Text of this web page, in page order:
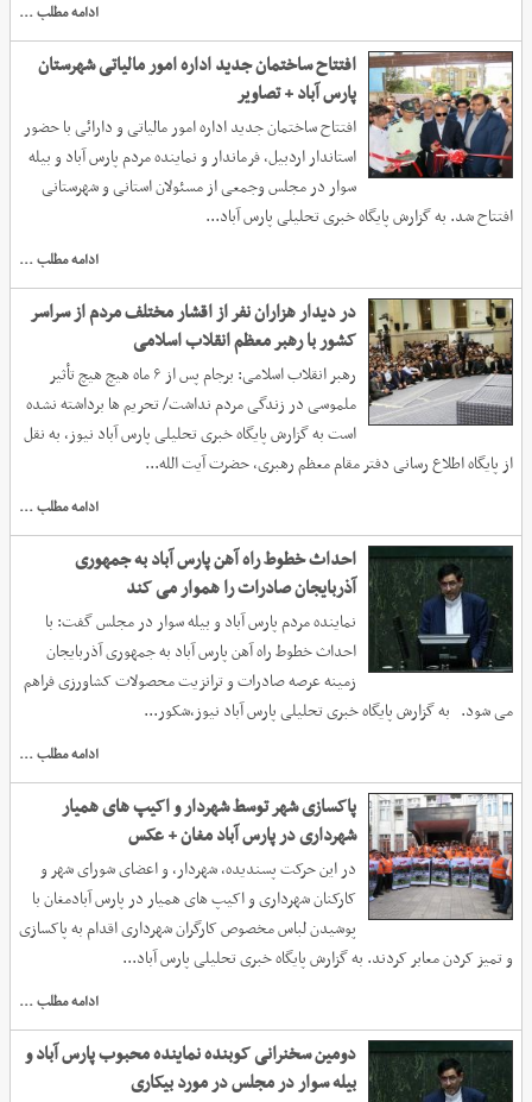
ادامه مطلب ...
افتتاح ساختمان جدید اداره امور مالیاتی شهرستان
پارس آباد + تصاویر
افتتاح ساختمان جدید اداره امور مالیاتی و دارائی با حضور
استاندار اردبیل، فرماندار و نماینده مردم پارس آباد و بیله
سوار در مجلس وجمعی از مسئولان استانی و شهرستانی
افتتاح شد. به گزارش پایگاه خبری تحلیلی پارس آباد...
ادامه مطلب ...
در دیدار هزاران نفر از اقشار مختلف مردم از سراسر
کشور با رهبر معظم انقلاب اسلامی
رهبر انقلاب اسلامی: برجام پس از ۶ ماه هیچ هیچ تأثیر
ملموسی در زندگی مردم نداشت/ تحریم ها برداشته نشده
است به گزارش پایگاه خبری تحلیلی پارس آباد نیوز، به نقل
از پایگاه اطلاع رسانی دفتر مقام معظم رهبری، حضرت آیت الله...
ادامه مطلب ...
احداث خطوط راه آهن پارس آباد به جمهوری
آذربایجان صادرات را هموار می کند
نماینده مردم پارس آباد و بیله سوار در مجلس گفت: با
احداث خطوط راه آهن پارس آباد به جمهوری آذربایجان
زمینه عرصه صادرات و ترانزیت محصولات کشاورزی فراهم
می شود. به گزارش پایگاه خبری تحلیلی پارس آباد نیوز،شکور...
ادامه مطلب ...
پاکسازی شهر توسط شهردار و اکیپ های همیار
شهرداری در پارس آباد مغان + عکس
در این حرکت پسندیده، شهردار، و اعضای شورای شهر و
کارکنان شهرداری و اکیپ های همیار در پارس آبادمغان با
پوشیدن لباس مخصوص کارگران شهرداری اقدام به پاکسازی
و تمیز کردن معابر کردند. به گزارش پایگاه خبری تحلیلی پارس آباد...
ادامه مطلب ...
دومین سخنرانی کوبنده نماینده محبوب پارس آباد و
بیله سوار در مجلس در مورد بیکاری